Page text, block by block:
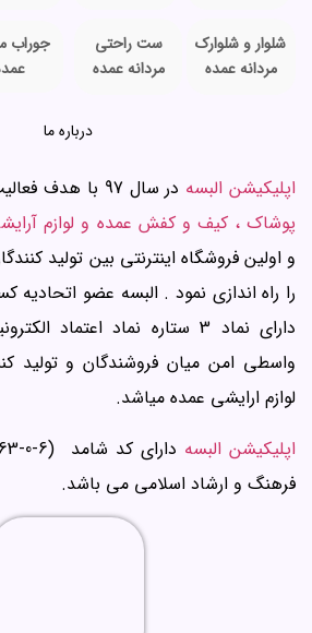
شلوار و شلوارک
مردانه عمده
ست راحتی
مردانه عمده
جوراب
درباره ما
اپلیکیشن البسه در سال 97 با هدف فعالیت در حوزه
پوشاک ، کیف و کفش عمده و لوازم
و اولین فروشگاه اینترنتی بین تولید
را راه اندازی نمود . البسه عضو
دارای نماد 3 ستاره نماد
واسطی امن میان فروشندگان و تولید
لوازم ارایشی عمده میاشد.
اپلیکیشن البسه
فرهنگ و ارشاد اسلامی می باشد.